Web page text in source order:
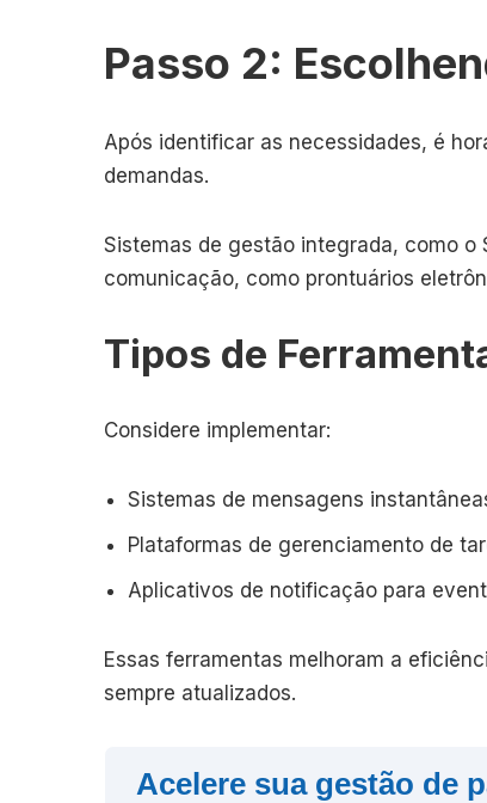
Passo 2:
Após identificar as necessidades, é
demandas.
Sistemas de gestão integrada, como
comunicação, como prontuários
Tipos de
Considere implementar:
Sistemas de mensagens
Plataformas de gerenciamento de
Aplicativos de notificação para
Essas ferramentas melhoram a
sempre atualizados.
Acelere sua gestão de